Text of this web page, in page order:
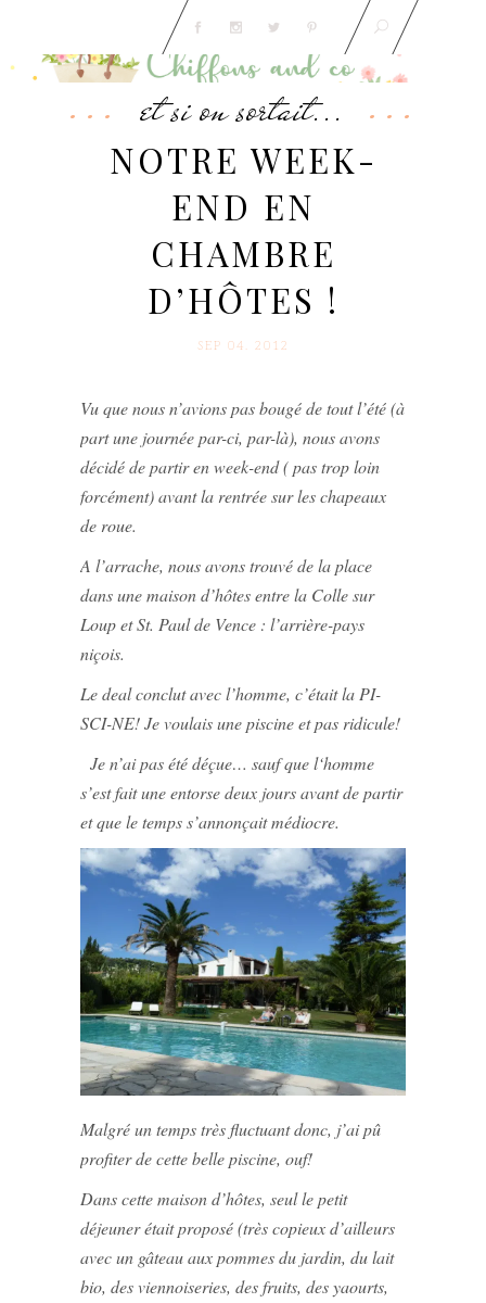
et si on sortait...
NOTRE WEEK-
END EN
CHAMBRE
D’HÔTES !
SEP 04. 2012
Vu que nous n’avions pas bougé de tout l’été (à
part une journée par-ci, par-là), nous avons
décidé de partir en week-end ( pas trop loin
forcément) avant la rentrée sur les chapeaux
de roue.
A l’arrache, nous avons trouvé de la place
dans une maison d’hôtes entre la Colle sur
Loup et St. Paul de Vence : l’arrière-pays
niçois.
Le deal conclut avec l’homme, c’était la PI-
SCI-NE! Je voulais une piscine et pas ridicule!
Je n’ai pas été déçue… sauf que l‘homme
s’est fait une entorse deux jours avant de partir
et que le temps s’annonçait médiocre.
Malgré un temps très fluctuant donc, j’ai pû
profiter de cette belle piscine, ouf!
Dans cette maison d’hôtes, seul le petit
déjeuner était proposé (très copieux d’ailleurs
avec un gâteau aux pommes du jardin, du lait
bio, des viennoiseries, des fruits, des yaourts,